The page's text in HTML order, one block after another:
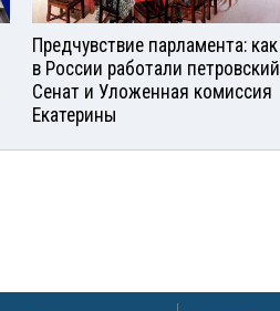
Предчувствие парламента: как
в России работали петровский
Сенат и Уложенная комиссия
Екатерины